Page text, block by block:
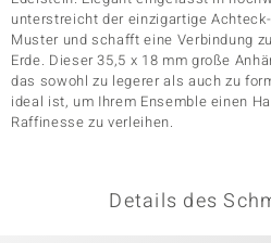
unterstreicht der einzigartige
Muster und schafft eine Verbindung
Erde. Dieser 35,5 x 18 mm große
das sowohl zu legerer als auch zu
ideal ist, um Ihrem Ensemble einen
Raffinesse zu verleihen.
Details des